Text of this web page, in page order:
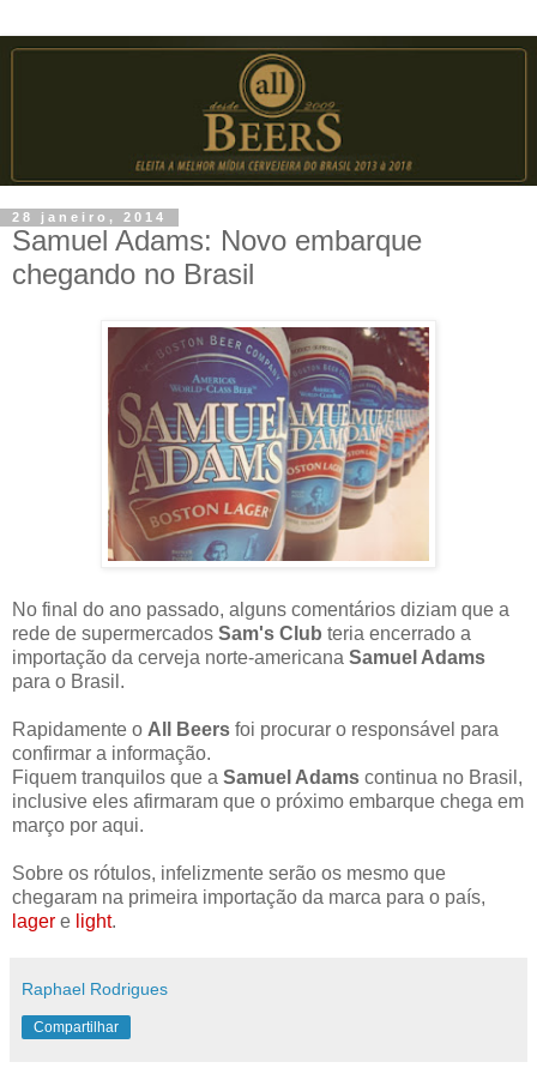
28 janeiro, 2014
Samuel Adams: Novo embarque
chegando no Brasil
No final do ano passado, alguns comentários diziam que a
rede de supermercados Sam's Club teria encerrado a
importação da cerveja norte-americana Samuel Adams
para o Brasil.
Rapidamente o All Beers foi procurar o responsável para
confirmar a informação.
Fiquem tranquilos que a Samuel Adams continua no Brasil,
inclusive eles afirmaram que o próximo embarque chega em
março por aqui.
Sobre os rótulos, infelizmente serão os mesmo que
chegaram na primeira importação da marca para o país,
lager e light.
Raphael Rodrigues
Compartilhar